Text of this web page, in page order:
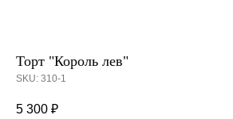
Торт "Король лев"
SKU: 310-1
5 300 ₽